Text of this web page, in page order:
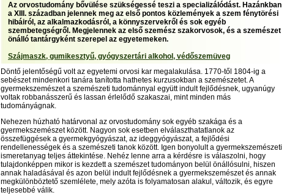
Az orvostudomány bővülése szükségessé teszi a specializálódást. Hazánkban
a XIII. században jelennek meg az első pontos közlemények a szem fénytörési
hibáiról, az alkalmazkodásról, a könnyszervekről és sok egyéb
szembetegségről. Megjelennek az első szemész szakorvosok, és a szemészet
önálló tantárgyként szerepel az egyetemeken.
Szájmaszk, gumikesztyű, gyógyszertári alkohol, védőszemüveg
Döntő jelentőségű volt az egyetemi orvosi kar megalakulása. 1770-től 1804-ig a
sebészet mindenkori tanára tanította hathetes kurzusokban a szemészetet. A
gyermekszemészet a szemészeti tudománnyal együtt indult fejlődésnek, ugyanúgy
voltak robbanásszerű és lassan érlelődő szakaszai, mint minden más
tudományágnak.
Nehezen húzható határvonal az orvostudomány sok egyéb szakága és a
gyermekszemészet között. Nagyon sok esetben elválaszthatatlanok az
összefüggések a gyermekgyógyászat, az ideggyógyászat, a fejlődési
rendellenességek és a szemészeti tanok között. Igen bonyolult a gyermekszemészeti
ismeretanyag teljes áttekintése. Nehéz lenne arra a kérdésre is válaszolni, hogy
tulajdonképpen mikor is kezdett a szemészet tudományon belül önállósulni, hiszen
annak haladásával és azon belül indult fejlődésnek a gyermekszemészet és annak
megkülönböztető szemlélete, mely azóta is folyamatosan alakul, változik, és egyre
teljesebbé válik.